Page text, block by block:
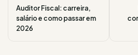
Auditor Fiscal: carreira,
salário e como passar em
2026